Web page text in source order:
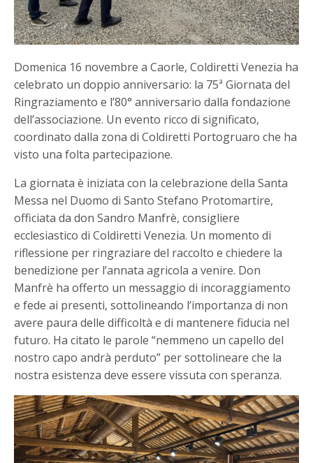
Domenica 16 novembre a Caorle, Coldiretti Venezia ha
celebrato un doppio anniversario: la 75ª Giornata del
Ringraziamento e l’80° anniversario dalla fondazione
dell’associazione. Un evento ricco di significato,
coordinato dalla zona di Coldiretti Portogruaro che ha
visto una folta partecipazione.
La giornata è iniziata con la celebrazione della Santa
Messa nel Duomo di Santo Stefano Protomartire,
officiata da don Sandro Manfrè, consigliere
ecclesiastico di Coldiretti Venezia. Un momento di
riflessione per ringraziare del raccolto e chiedere la
benedizione per l’annata agricola a venire. Don
Manfrè ha offerto un messaggio di incoraggiamento
e fede ai presenti, sottolineando l’importanza di non
avere paura delle difficoltà e di mantenere fiducia nel
futuro. Ha citato le parole “nemmeno un capello del
nostro capo andrà perduto” per sottolineare che la
nostra esistenza deve essere vissuta con speranza.